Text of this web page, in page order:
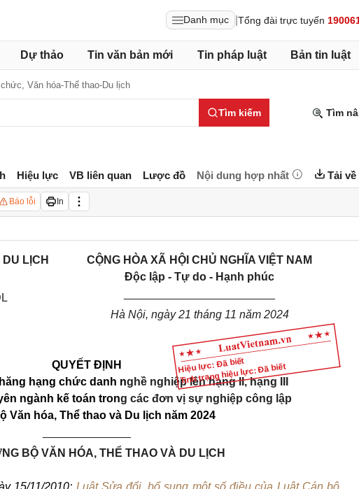
Danh mục Tổng đài trực tuyến
Dự thảo Tin văn bản mới Tin pháp luật Bản tin luật
Văn hóa-Thể thao-Du lịch
Tìm kiếm Tìm
Hiệu lực VB liên quan Lược đồ Nội dung hợp nhất Tải về
Báo lỗi In
Hiệu lực: Đã biết
Tình trạng hiệu lực: Đã biết
LỊCH
CỘNG HÒA XÃ HỘI CHỦ NGHĨA VIỆT NAM
Độc lập - Tự do - Hạnh phúc
Hà Nội, ngày21 tháng 11 năm 2024
QUYẾT ĐỊNH
hạng chức danh nghề nghiệp lên hạng II, hạng
ngành kế toán trong các đơn vị sự nghiệp công lập
Văn hóa, Thể thao và Du lịch năm 2024
BỘ VĂ N HÓA, THỂ THAO VÀ DU LỊCH